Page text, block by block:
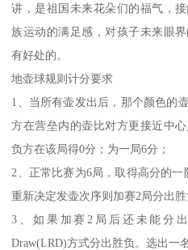
讲，是祖国未来花朵们的福气，
族运动的满足感，对孩子未来眼
有好处的。
地壶球规则计分要求
1、当所有壶发出后，那个颜色的
方在营垒内的壶比对方更接近中
负方在该局得0分；为一局6分；
2、正常比赛为6局，取得高分的一
重新决定发壶次序则加赛2局分出胜
3、如果加赛2局后还未能分
Draw(LRD)方式分出胜负。选出一